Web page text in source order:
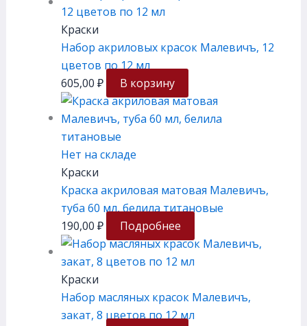
Краски
Набор акриловых красок Малевичъ, 12
цветов по 12 мл
605,00 ₽ В корзину
Нет на складе
Краски
Краска акриловая матовая Малевичъ,
туба 60 мл, белила титановые
190,00 ₽ Подробнее
Краски
Набор масляных красок Малевичъ,
закат, 8 цветов по 12 мл